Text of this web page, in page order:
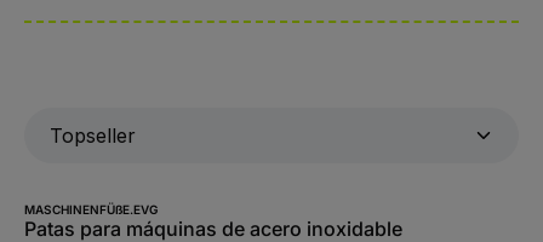
MASCHINENFÜßE.EVG
Patas para máquinas de acero inoxidable